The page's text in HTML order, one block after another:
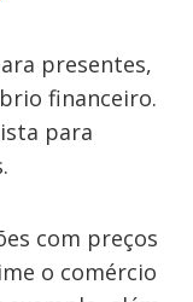
presentes,
financeiro.
para
com preços
o comércio